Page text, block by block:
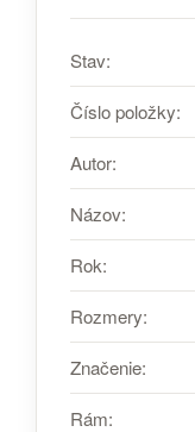
Stav:
Číslo položky:
Autor:
Názov:
Rok:
Rozmery:
Značenie:
Rám: